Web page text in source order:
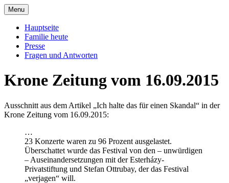
Skip
to
content
Familie Esterházy de Galantha
Galantha
Menu
Hauptseite
Familie heute
Presse
Fragen und Antworten
Krone Zeitung vom 16.09.2015
Ausschnitt aus dem Artikel „Ich halte das für einen Skandal“ in der
Krone Zeitung vom 16.09.2015:
…
23 Konzerte waren zu 96 Prozent ausgelastet.
Überschattet wurde das Festival von den – unwürdigen
– Auseinandersetzungen mit der Esterházy-
Privatstiftung und Stefan Ottrubay, der das Festival
„verjagen“ will.